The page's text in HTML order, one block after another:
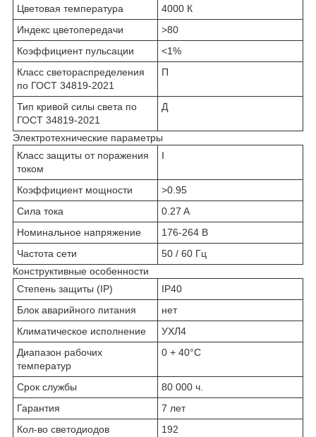
Цветовая температура
4000 К
Индекс цветопередачи
>80
Коэффициент пульсации
<1%
Класс светораспределения
по ГОСТ 34819-2021
П
Тип кривой силы света по
ГОСТ 34819-2021
Д
Электротехнические параметры
Класс защиты от поражения
током
I
Коэффициент мощности
>0.95
Сила тока
0.27 A
Номинальное напряжение
176-264 В
Частота сети
50 / 60 Гц
Конструктивные особенности
Степень защиты (IP)
IP40
Блок аварийного питания
нет
Климатическое исполнение
УХЛ4
Диапазон рабочих
температур
0 + 40°C
Срок службы
80 000 ч.
Гарантия
7 лет
Кол-во светодиодов
192